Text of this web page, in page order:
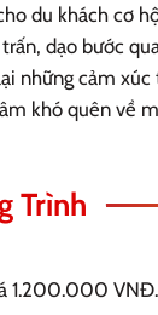
du khách cơ
dạo bước
những cảm
khó quên về
Trình
1.200.000 VNĐ.